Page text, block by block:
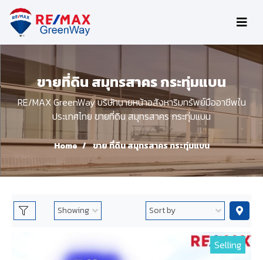
ขายที่ดิน สมุทรสาคร กระทุ่มแบน
RE/MAX GreenWay บริษัทนายหน้าอสังหาริมทรัพย์มืออาชีพใน
ประเทศไทย ขายที่ดิน สมุทรสาคร กระทุ่มแบน
Home ขาย ที่ดิน สมุทรสาคร กระทุ่มแบน
Selling